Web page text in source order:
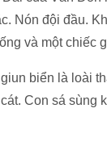
Nón đội đầu.
và một chiếc
biển là loài
Con sá sùng